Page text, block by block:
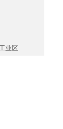
业区